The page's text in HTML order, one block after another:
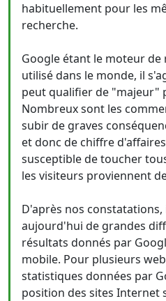
habituellement pour les
recherche.
Google étant le moteur de
utilisé dans le monde, il
peut qualifier de "majeur"
Nombreux sont les
subir de graves
et donc de chiffre
susceptible de toucher
les visiteurs proviennent
D'après nos
aujourd'hui de grandes
résultats donnés par
mobile. Pour plusieurs
statistiques données par
position des sites Internet